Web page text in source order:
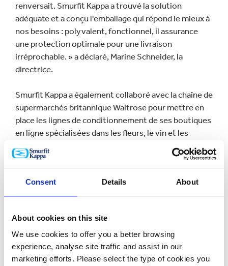
Consent Details About
About cookies on this site
We use cookies to offer you a better browsing
experience, analyse site traffic and assist in our
marketing efforts. Please select the type of cookies you
renversait. Smurfit Kappa a trouvé la solution
adéquate et a conçu l'emballage qui répond le mieux à
nos besoins : polyvalent, fonctionnel, il assurance
une protection optimale pour une livraison
irréprochable. » a déclaré, Marine Schneider, la
directrice.
Smurfit Kappa a également collaboré avec la chaîne de
supermarchés britannique Waitrose pour mettre en
place les lignes de conditionnement de ses boutiques
en ligne spécialisées dans les fleurs, le vin et les
produits pour animaux de compagnie. Le nouvel
emballage durable de Waitrose, qui a été lancé avant
les fortes périodes de vente de la Saint-Valentin et de
la fête des mères, reflète bien l'identité haut de
gamme de la marque.
« Les fleurs sont de moins en moins liées à des
événements particuliers et deviennent de plus en
plus un plaisir que l'on s'offre sans raison. Notre
nouvelle gamme de produits eFlower offre des